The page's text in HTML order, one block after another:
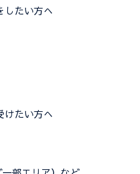
したい方へ
けたい方へ